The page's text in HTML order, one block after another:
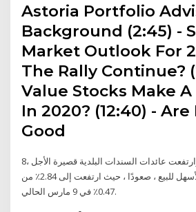
Astoria Portfolio
Background (2:45) -
Market Outlook For
The Rally Continue?
Value Stocks Make
In 2020? (12:40) -
Good
8‏‏/12‏‏/1441 بعد الهجرة وارتفعت عائدات السندات البلدية قصيرة الأجل ،
والتي تعد من بين الأسهل للبيع ، صعودًا ، حيث ارتفعت إلى 2.84٪ من
0.47٪ في 9 مارس الحالي.